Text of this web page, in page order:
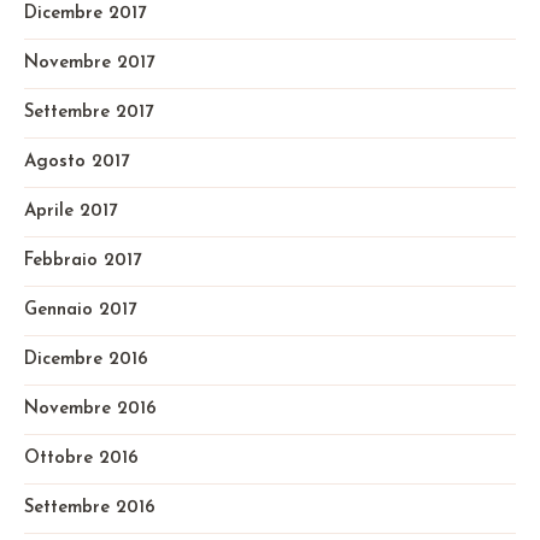
Dicembre 2017
Novembre 2017
Settembre 2017
Agosto 2017
Aprile 2017
Febbraio 2017
Gennaio 2017
Dicembre 2016
Novembre 2016
Ottobre 2016
Settembre 2016